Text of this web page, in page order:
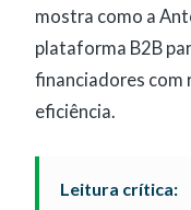
mostra como a
plataforma B2B
financiadores com
eficiência.
Leitura crítica: